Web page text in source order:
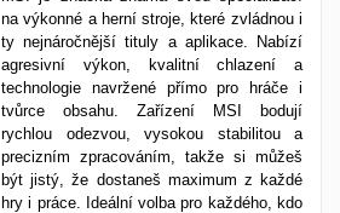
na výkonné a herní stroje, které zvládnou i
ty nejnáročnější tituly a aplikace. Nabízí
agresivní výkon, kvalitní chlazení a
technologie navržené přímo pro hráče i
tvůrce obsahu. Zařízení MSI bodují
rychlou odezvou, vysokou stabilitou a
precizním zpracováním, takže si můžeš
být jistý, že dostaneš maximum z každé
hry i práce. Ideální volba pro každého, kdo